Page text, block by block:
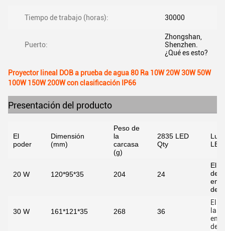
Tiempo de trabajo (horas): 30000
Puerto:
Zhongshan,
Shenzhen.
¿Qué es esto?
Proyector lineal DOB a prueba de agua 80 Ra 10W 20W 30W 50W
100W 150W 200W con clasificación IP66
Presentación del producto
El
poder
Dimensión
(mm)
Peso de
la
carcasa
(g)
2835 LED
Qty
Luz
LED
20 W 120*95*35 204 24
El
de
de
30 W 161*121*35 268 36
El
las
de